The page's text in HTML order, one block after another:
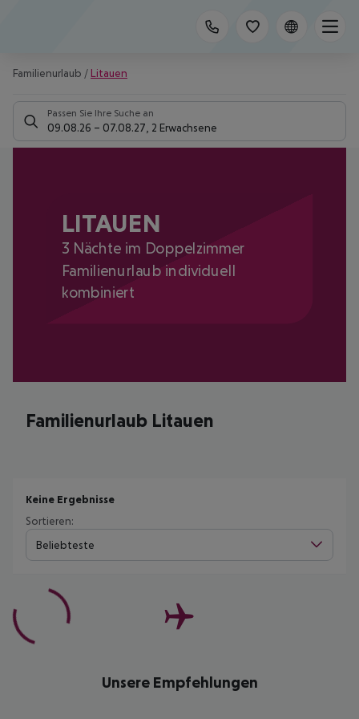
Familienurlaub / Litauen
Passen Sie Ihre Suche an
09.08.26 – 07.08.27 2 Erwachsene
LITAUEN
3 Nächte im Doppelzimmer
Familienurlaub individuell
kombiniert
Familienurlaub Litauen
Keine Ergebnisse
Sortieren:
Beliebteste
Unsere Empfehlungen